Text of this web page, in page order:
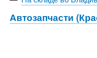
Автозапчасти